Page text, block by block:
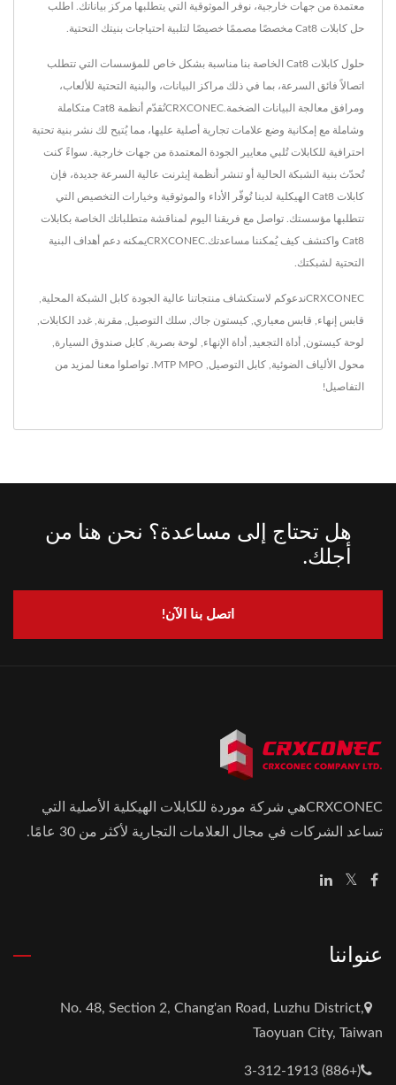
معتمدة من جهات خارجية، نوفر الموثوقية التي يتطلبها مركز بياناتك. اطلب
حل كابلات Cat8 مخصصًا مصممًا خصيصًا لتلبية احتياجات بنيتك التحتية.
حلول كابلات Cat8 الخاصة بنا مناسبة بشكل خاص للمؤسسات التي تتطلب
اتصالاً فائق السرعة، بما في ذلك مراكز البيانات، والبنية التحتية للألعاب،
ومرافق معالجة البيانات الضخمة.CRXCONECنُقدّم أنظمة Cat8 متكاملة
وشاملة مع إمكانية وضع علامات تجارية أصلية عليها، مما يُتيح لك نشر بنية تحتية
احترافية للكابلات تُلبي معايير الجودة المعتمدة من جهات خارجية. سواءً كنت
تُحدّث بنية الشبكة الحالية أو تنشر أنظمة إيثرنت عالية السرعة جديدة، فإن
كابلات Cat8 الهيكلية لدينا تُوفّر الأداء والموثوقية وخيارات التخصيص التي
تتطلبها مؤسستك. تواصل مع فريقنا اليوم لمناقشة متطلباتك الخاصة بكابلات
Cat8 واكتشف كيف يُمكننا مساعدتك.CRXCONECيمكنه دعم أهداف البنية
التحتية لشبكتك.
CRXCONECندعوكم لاستكشاف منتجاتنا عالية الجودة كابل الشبكة المحلية
قابس إنهاء قابس معياري كيستون جاك سلك التوصيل مقرنة غدد الكابلات
لوحة كيستون أداة التجعيد أداة الإنهاء لوحة بصرية كابل صندوق السيارة
محول الألياف الضوئية كابل التوصيل MTP MPO تواصلوا معنا لمزيد من
التفاصيل!
هل تحتاج إلى مساعدة؟ نحن هنا من
أجلك.
اتصل بنا الآن!
CRXCONECهي شركة موردة للكابلات الهيكلية الأصلية التي
تساعد الشركات في مجال العلامات التجارية لأكثر من 30 عامًا.
عنواننا
No. 48, Section 2, Chang'an Road, Luzhu District,
Taoyuan City, Taiwan
(+886) 3-312-1913